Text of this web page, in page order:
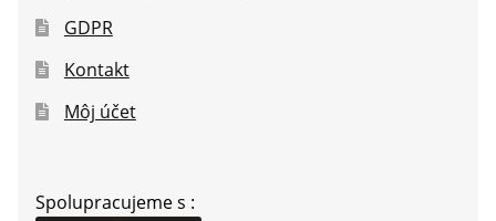
GDPR
Kontakt
Môj účet
Spolupracujeme s :